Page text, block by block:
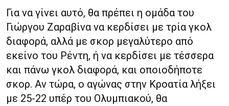
Για να γίνει αυτό, θα πρέπει η ομάδα του
Γιώργου Ζαραβίνα να κερδίσει με τρία γκολ
διαφορά, αλλά με σκορ μεγαλύτερο από
εκείνο του Ρέντη, ή να κερδίσει με τέσσερα
και πάνω γκολ διαφορά, και οποιοδήποτε
σκορ. Αν τώρα, ο αγώνας στην Κροατία λήξει
με 25-22 υπέρ του Ολυμπιακού, θα